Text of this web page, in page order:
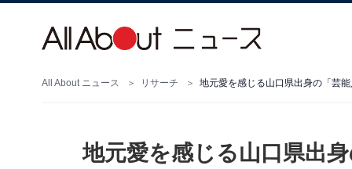
All About ニュース リサーチ 地元愛を感じる山口県出身の「芸
地元愛を感じる山口県出